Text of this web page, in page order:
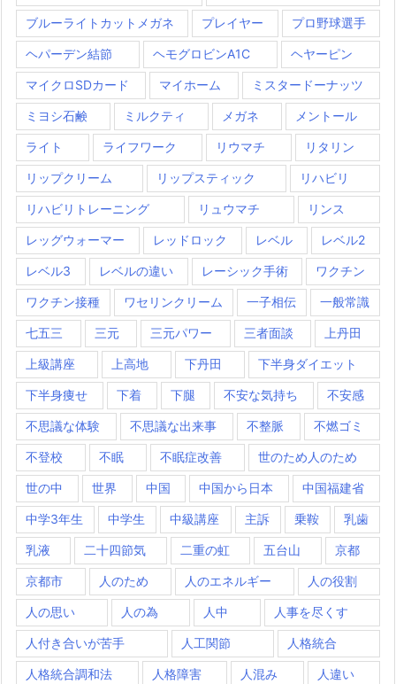
ブルーライトカットメガネ プレイヤー プロ野球選手
ヘパーデン結節 ヘモグロビンA1C ヘヤーピン
マイクロSDカード マイホーム ミスタードーナッツ
ミヨシ石鹸 ミルクティ メガネ メントール
ライト ライフワーク リウマチ リタリン
リップクリーム リップスティック リハビリ
リハビリトレーニング リュウマチ リンス
レッグウォーマー レッドロック レベル レベル2
レベル3 レベルの違い レーシック手術 ワクチン
ワクチン接種 ワセリンクリーム 一子相伝 一般常識
七五三 三元 三元パワー 三者面談 上丹田
上級講座 上高地 下丹田 下半身ダイエット
下半身痩せ 下着 下腿 不安な気持ち 不安感
不思議な体験 不思議な出来事 不整脈 不燃ゴミ
不登校 不眠 不眠症改善 世のため人のため
世の中 世界 中国 中国から日本 中国福建省
中学3年生 中学生 中級講座 主訴 乗鞍 乳歯
乳液 二十四節気 二重の虹 五台山 京都
京都市 人のため 人のエネルギー 人の役割
人の思い 人の為 人中 人事を尽くす
人付き合いが苦手 人工関節 人格統合
人格統合調和法 人格障害 人混み 人違い